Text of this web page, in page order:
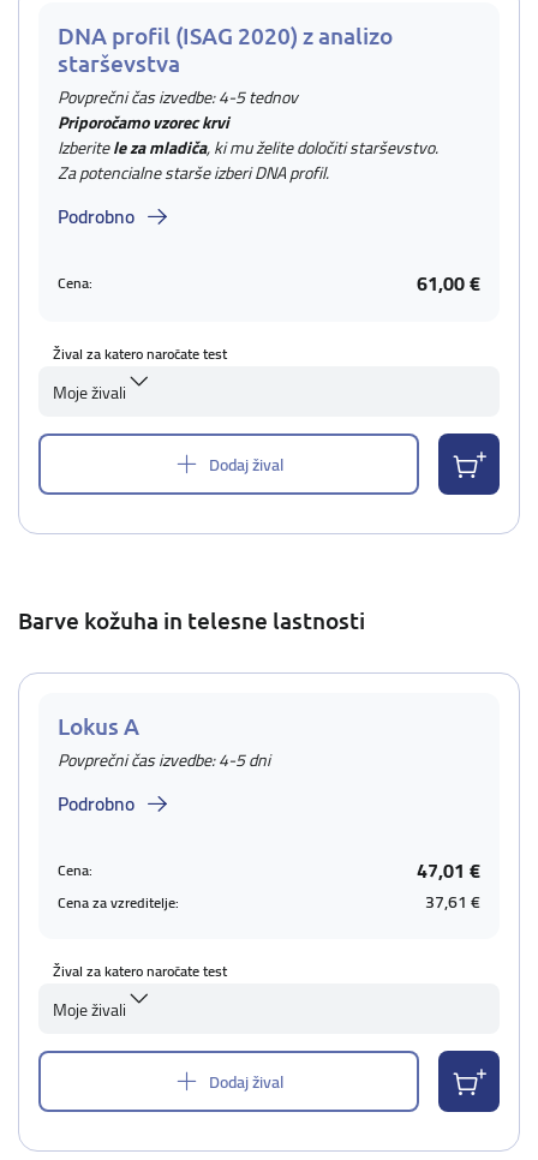
DNA profil (ISAG 2020) z analizo
starševstva
Povprečni čas izvedbe: 4-5 tednov
Priporočamo vzorec krvi
Izberitele za mladiča, ki mu želite določiti starševstvo.
Za potencialne starše izberi DNA profil.
Podrobno
Cena: 61,00 €
Žival za katero naročate test
Moje živali
Dodaj žival
Barve kožuha in telesne lastnosti
Lokus A
Povprečni čas izvedbe: 4-5 dni
Podrobno
Cena: 47,01 €
Cena za vzreditelje: 37,61 €
Žival za katero naročate test
Moje živali
Dodaj žival